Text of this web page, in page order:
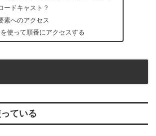
ードキャスト？
素へのアクセス
使って順番にアクセスする
ている